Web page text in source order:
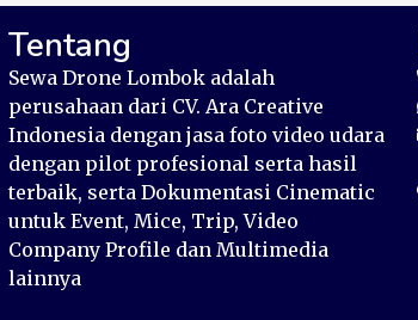
Tentang
Sewa Drone Lombok adalah
perusahaan dari CV. Ara Creative
Indonesia dengan jasa foto video udara
dengan pilot profesional serta hasil
terbaik, serta Dokumentasi Cinematic
untuk Event, Mice, Trip, Video
Company Profile dan Multimedia
lainnya